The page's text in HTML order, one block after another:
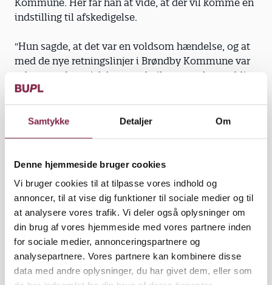
Samtykke Detaljer Om
Denne hjemmeside bruger cookies
Vi bruger cookies til at tilpasse vores indhold og
annoncer, til at vise dig funktioner til sociale medier og til
at analysere vores trafik. Vi deler også oplysninger om
din brug af vores hjemmeside med vores partnere inden
for sociale medier, annonceringspartnere og
analysepartnere. Vores partnere kan kombinere disse
data med andre oplysninger, du har givet dem, eller som
Kommune. Her får han at vide, at der vil komme en
indstilling til afskedigelse.
"Hun sagde, at det var en voldsom hændelse, og at
med de nye retningslinjer i Brøndby Kommune var
selv et pædagogisk kram nok til, at man kunne blive
fyret. Fordi det kan blive misforstået," fortæller han.
Anja Gade, kan dog ikke over for Børn&Unge
Efter samtalen ringer Adam Westfeldt Johansen til
sin tillidsmand for at videregive oplysningerne.
"Jeg blev virkelig rystet på hele fagets vegne. For det
har voldsomme konsekvenser, hvis man for
eksempel ikke kan trøste et barn, som har slået sig,
ved at give det et kram."
Herefter hører han ikke mere fra kommunen, før